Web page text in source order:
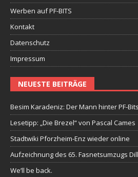
Werben auf PF-BITS
Kontakt
Datenschutz
Impressum
NEUESTE BEITRÄGE
Besim Karadeniz: Der Mann hinter PF-
Lesetipp: „Die Brezel“ von Pascal Cames
Stadtwiki Pforzheim-Enz wieder online
Aufzeichnung des 65. Fasnetsumzugs
We’ll be back.